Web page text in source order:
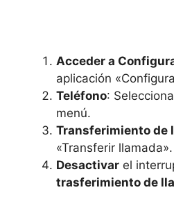
Acceder a
aplicación
Teléfono:
menú.
Transferimiento de
«Transferir llamada».
Desactivar el
trasferimiento de